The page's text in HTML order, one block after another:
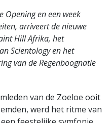
Opening en een week
arriveert de nieuwe
Hill Afrika, het
Scientology en het
van de Regenboognatie
van de Zoeloe ooit
werd het ritme van